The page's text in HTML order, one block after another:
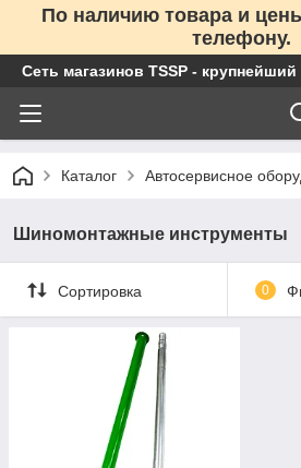
По наличию товара и
телефону.
Сеть магазинов TSSP -
Каталог Автосервисное
Шиномонтажные инструменты
Сортировка 0